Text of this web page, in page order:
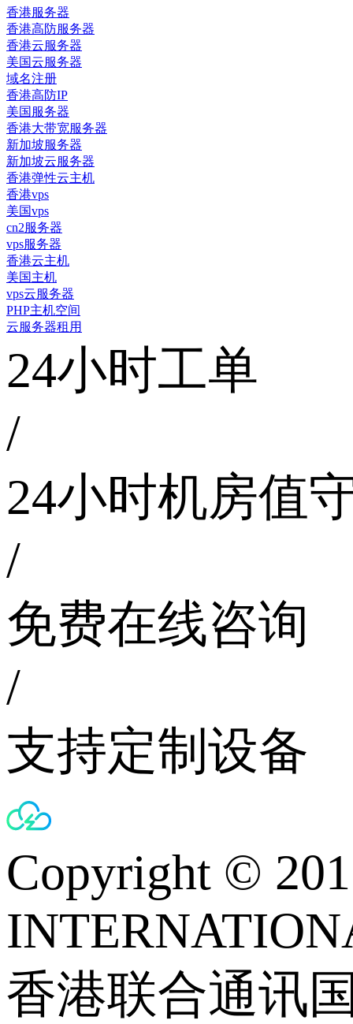
香港服务器
香港高防服务器
香港云服务器
美国云服务器
域名注册
香港高防IP
美国服务器
香港大带宽服务器
新加坡服务器
新加坡云服务器
香港弹性云主机
香港vps
美国vps
cn2服务器
vps服务器
香港云主机
美国主机
vps云服务器
PHP主机空间
云服务器租用
24小时工单
/
24小时机房值
/
免费在线咨询
/
支持定制设备
Copyright ©
香港联合通讯